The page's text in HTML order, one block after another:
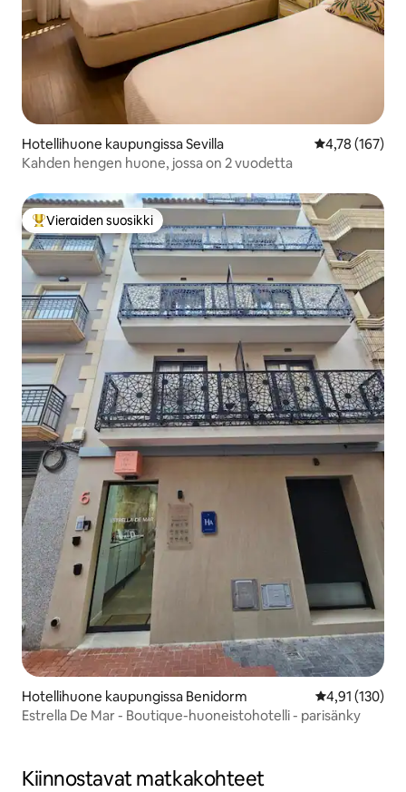
Hotellihuone kaupungissa Sevilla
4,78 (167)
Kahden hengen huone, jossa on 2 vuodetta
Vieraiden suosikkien parhaimmistoa
Vieraiden suosikki
Hotellihuone kaupungissa Benidorm
4,91 (130)
Estrella De Mar - Boutique-huoneistohotelli - parisänky
Kiinnostavat matkakohteet